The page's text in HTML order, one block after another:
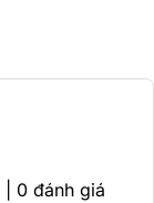
| 0 đánh giá